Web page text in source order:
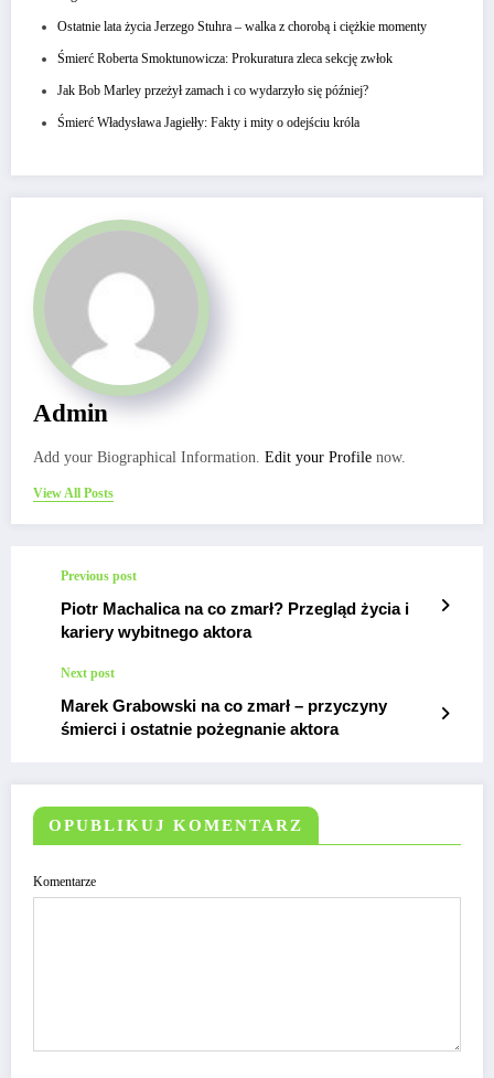
Ostatnie lata życia Jerzego Stuhra – walka z chorobą i ciężkie momenty
Śmierć Roberta Smoktunowicza: Prokuratura zleca sekcję zwłok
Jak Bob Marley przeżył zamach i co wydarzyło się później?
Śmierć Władysława Jagiełły: Fakty i mity o odejściu króla
Admin
Add your Biographical Information. Edit your Profile now.
View All Posts
Previous post
Piotr Machalica na co zmarł? Przegląd życia i
kariery wybitnego aktora
Next post
Marek Grabowski na co zmarł – przyczyny
śmierci i ostatnie pożegnanie aktora
OPUBLIKUJ KOMENTARZ
Komentarze